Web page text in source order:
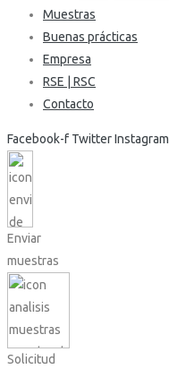
Muestras
Buenas prácticas
Empresa
RSE | RSC
Contacto
Facebook-f TwitterInstagram
Enviar
muestras
Solicitud